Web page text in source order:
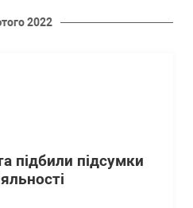
2022
підбили підсумки